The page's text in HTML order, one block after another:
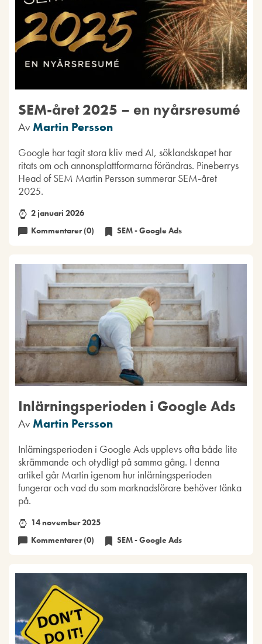
SEM-året 2025 – en nyårsresumé
Av Martin Persson
Google har tagit stora kliv med AI, söklandskapet har
ritats om och annonsplattformarna förändras. Pineberrys
Head of SEM Martin Persson summerar SEM‑året
2025.
2 januari 2026
Kommentarer (0)
SEM - Google Ads
Inlärningsperioden i Google Ads
Av Martin Persson
Inlärningsperioden i Google Ads upplevs ofta både lite
skrämmande och otydligt på samma gång. I denna
artikel går Martin igenom hur inlärningsperioden
fungerar och vad du som marknadsförare behöver tänka
på.
14 november 2025
Kommentarer (0)
SEM - Google Ads